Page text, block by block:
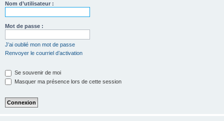
Nom d’utilisateur :
Mot de passe :
J’ai oublié mon mot de passe
Renvoyer le courriel d’activation
Se souvenir de moi
Masquer ma présence lors de cette session